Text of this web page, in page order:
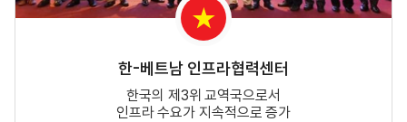
한-베트남 인프라협력센터
한국의 제3위 교역국으로서
인프라 수요가 지속적으로 증가